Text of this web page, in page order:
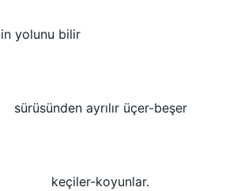
yolunu bilir
sürüsünden ayrılır üçer-beşer
keçiler-koyunlar.